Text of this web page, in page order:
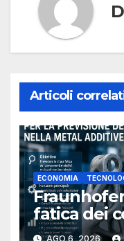
Articoli
ECONOMIA
fatica dei
metallici
AGO 6, 2026